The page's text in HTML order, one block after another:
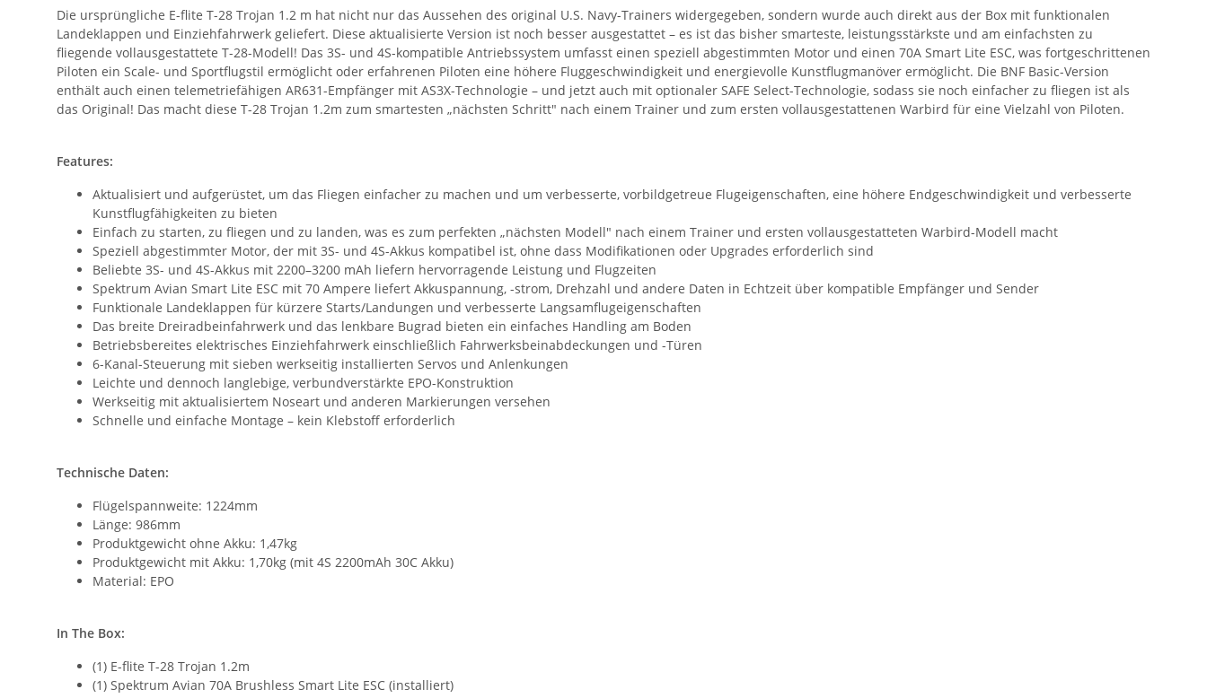
Die ursprüngliche E-flite T-28 Trojan 1.2 m hat nicht nur das Aussehen des original U.S. Navy-Trainers widergegeben, sondern wurde auch direkt aus der Box mit funktionalen
Landeklappen und Einziehfahrwerk geliefert. Diese aktualisierte Version ist noch besser ausgestattet – es ist das bisher smarteste, leistungsstärkste und am einfachsten zu
fliegende vollausgestattete T-28-Modell! Das 3S- und 4S-kompatible Antriebssystem umfasst einen speziell abgestimmten Motor und einen 70A Smart Lite ESC, was fortgeschrittenen
Piloten ein Scale- und Sportflugstil ermöglicht oder erfahrenen Piloten eine höhere Fluggeschwindigkeit und energievolle Kunstflugmanöver ermöglicht. Die BNF Basic-Version
enthält auch einen telemetriefähigen AR631-Empfänger mit AS3X-Technologie – und jetzt auch mit optionaler SAFE Select-Technologie, sodass sie noch einfacher zu fliegen ist als
das Original! Das macht diese T-28 Trojan 1.2m zum smartesten „nächsten Schritt" nach einem Trainer und zum ersten vollausgestattenen Warbird für eine Vielzahl von Piloten.
Features:
Aktualisiert und aufgerüstet, um das Fliegen einfacher zu machen und um verbesserte, vorbildgetreue Flugeigenschaften, eine höhere Endgeschwindigkeit und verbesserte
Kunstflugfähigkeiten zu bieten
Einfach zu starten, zu fliegen und zu landen, was es zum perfekten „nächsten Modell" nach einem Trainer und ersten vollausgestatteten Warbird-Modell macht
Speziell abgestimmter Motor, der mit 3S- und 4S-Akkus kompatibel ist, ohne dass Modifikationen oder Upgrades erforderlich sind
Beliebte 3S- und 4S-Akkus mit 2200–3200 mAh liefern hervorragende Leistung und Flugzeiten
Spektrum Avian Smart Lite ESC mit 70 Ampere liefert Akkuspannung, -strom, Drehzahl und andere Daten in Echtzeit über kompatible Empfänger und Sender
Funktionale Landeklappen für kürzere Starts/Landungen und verbesserte Langsamflugeigenschaften
Das breite Dreiradbeinfahrwerk und das lenkbare Bugrad bieten ein einfaches Handling am Boden
Betriebsbereites elektrisches Einziehfahrwerk einschließlich Fahrwerksbeinabdeckungen und -Türen
6-Kanal-Steuerung mit sieben werkseitig installierten Servos und Anlenkungen
Leichte und dennoch langlebige, verbundverstärkte EPO-Konstruktion
Werkseitig mit aktualisiertem Noseart und anderen Markierungen versehen
Schnelle und einfache Montage – kein Klebstoff erforderlich
Technische Daten:
Flügelspannweite: 1224mm
Länge: 986mm
Produktgewicht ohne Akku: 1,47kg
Produktgewicht mit Akku: 1,70kg (mit 4S 2200mAh 30C Akku)
Material: EPO
In The Box:
(1) E-flite T-28 Trojan 1.2m
(1) Spektrum Avian 70A Brushless Smart Lite ESC (installiert)